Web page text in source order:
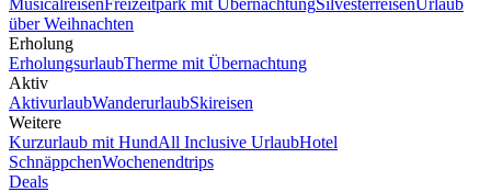
über Weihnachten
Erholung
ErholungsurlaubTherme mit Übernachtung
Aktiv
AktivurlaubWanderurlaubSkireisen
Weitere
Kurzurlaub mit HundAll Inclusive UrlaubHotel
SchnäppchenWochenendtrips
Deals